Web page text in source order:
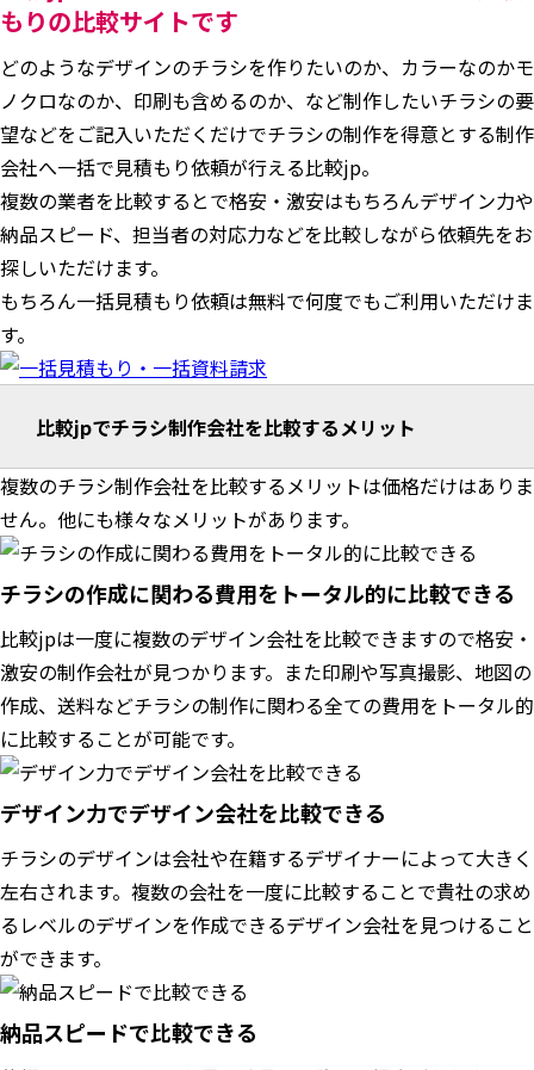
もりの比較サイトです
どのようなデザインのチラシを作りたいのか、カラーなのかモ
ノクロなのか、印刷も含めるのか、など制作したいチラシの要
望などをご記入いただくだけでチラシの制作を得意とする制作
会社へ一括で見積もり依頼が行える比較jp。
複数の業者を比較するとで格安・激安はもちろんデザイン力や
納品スピード、担当者の対応力などを比較しながら依頼先をお
探しいただけます。
もちろん一括見積もり依頼は無料で何度でもご利用いただけま
す。
比較jpでチラシ制作会社を比較するメリット
複数のチラシ制作会社を比較するメリットは価格だけはありま
せん。他にも様々なメリットがあります。
チラシの作成に関わる費用をトータル的に比較できる
比較jpは一度に複数のデザイン会社を比較できますので格安・
激安の制作会社が見つかります。また印刷や写真撮影、地図の
作成、送料などチラシの制作に関わる全ての費用をトータル的
に比較することが可能です。
デザイン力でデザイン会社を比較できる
チラシのデザインは会社や在籍するデザイナーによって大きく
左右されます。複数の会社を一度に比較することで貴社の求め
るレベルのデザインを作成できるデザイン会社を見つけること
ができます。
納品スピードで比較できる